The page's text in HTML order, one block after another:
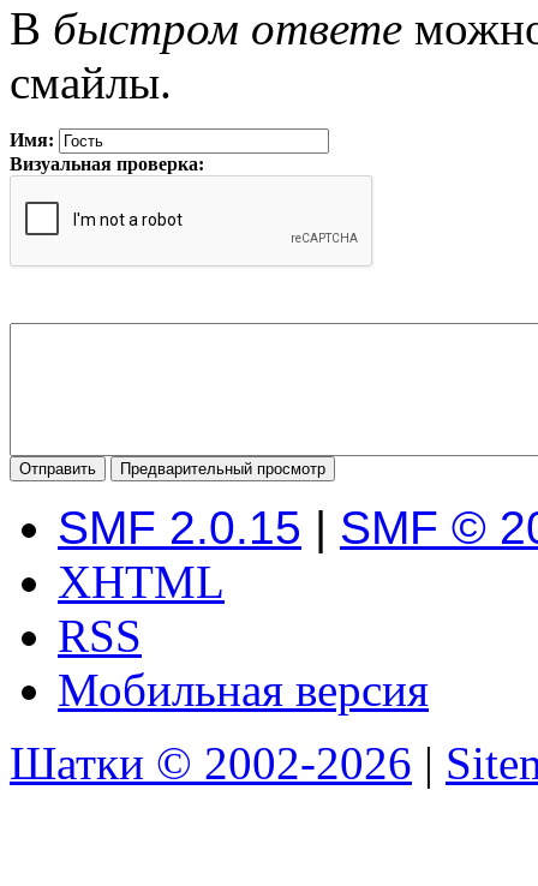
В быстром ответе
смайлы.
Имя:
Визуальная проверка:
SMF 2.0.15 | SMF ©
XHTML
RSS
Мобильная версия
Шатки © 2002-2026 |